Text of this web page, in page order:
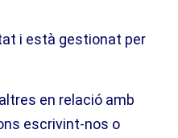
i està gestionat per
en relació amb
escrivint-nos o